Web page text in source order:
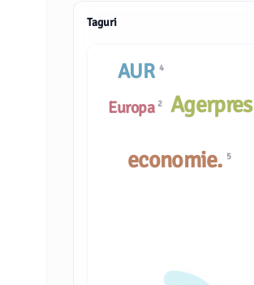
Taguri
Europa 2
economie. 5
AUR 4
Agerpres